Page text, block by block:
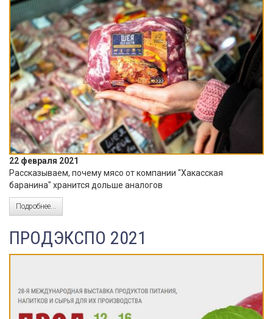
22 февраля 2021
Рассказываем, почему мясо от компании "Хакасская
баранина" хранится дольше аналогов
Подробнее...
ПРОДЭКСПО 2021